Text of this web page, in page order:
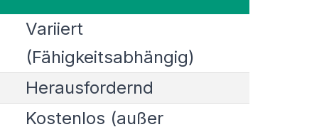
Variiert
(Fähigkeitsabhängig)
Herausfordernd
Kostenlos (außer